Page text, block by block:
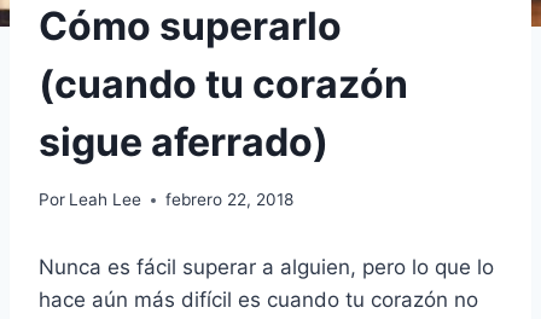
Cómo superarlo
(cuando tu corazón
sigue aferrado)
Por Leah Lee febrero 22, 2018
Nunca es fácil superar a alguien, pero lo que lo
hace aún más difícil es cuando tu corazón no